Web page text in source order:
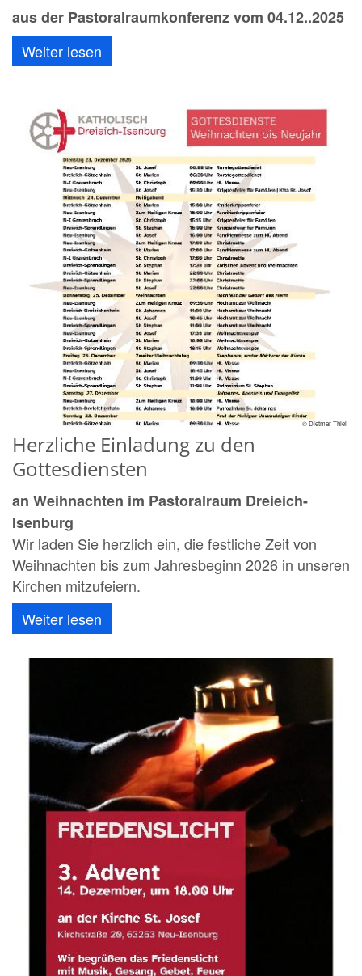
aus der Pastoralraumkonferenz vom 04.12..2025
Weiter lesen
© Dietmar Thiel
Herzliche Einladung zu den
Gottesdiensten
an Weihnachten im Pastoralraum Dreieich-
Isenburg
Wir laden Sie herzlich ein, die festliche Zeit von
Weihnachten bis zum Jahresbeginn 2026 in unseren
Kirchen mitzufeiern.
Weiter lesen